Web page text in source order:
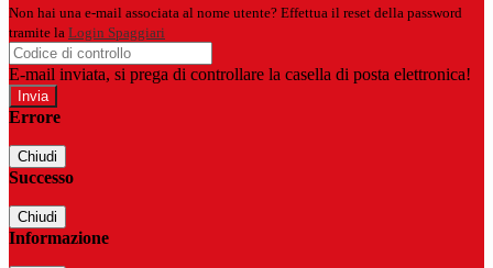
Non hai una e-mail associata al nome utente? Effettua il reset della password
tramite la Login Spaggiari
E-mail inviata, si prega di controllare la casella di posta elettronica!
Errore
Chiudi
Successo
Chiudi
Informazione